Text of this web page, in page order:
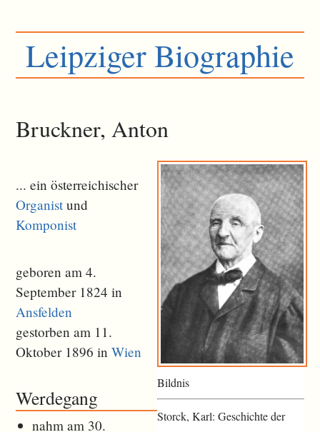
Leipziger Biographie
Bruckner, Anton
Bildnis
Storck, Karl: Geschichte der
... ein österreichischer
Organist und
Komponist
geboren am 4.
September 1824 in
Ansfelden
gestorben am 11.
Oktober 1896 inWien
Werdegang
nahm am 30.